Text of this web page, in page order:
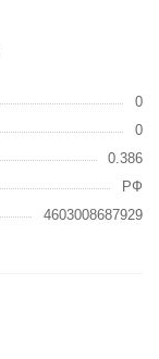
0
0
0.386
РФ
4603008687929